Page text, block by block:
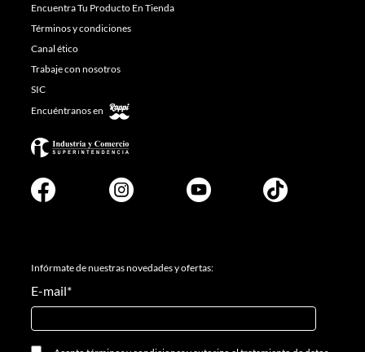
Encuentra Tu Producto En Tienda
Términos y condiciones
Canal ético
Trabaje con nosotros
SIC
Encuéntranos en
Infórmate de nuestras novedades y ofertas:
E-mail*